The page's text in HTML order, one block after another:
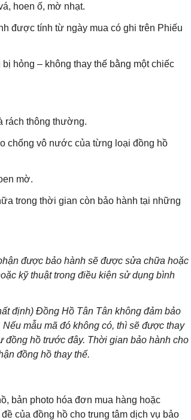
hoen ố, mờ nhạt.
được tính từ ngày mua có ghi trên Phiếu
hỏng – không thay thế bằng một chiếc
rách thông thường.
chống vô nước của từng loại đồng hồ
mờ.
trong thời gian còn bảo hành tại những
được bảo hành sẽ được sửa chữa hoặc
kỹ thuật trong điều kiện sử dụng bình
định) Đồng Hồ Tân Tân không đảm bảo
mẫu mã đó không có, thì sẽ được thay
hồ trước đây. Thời gian bảo hành cho
đồng hồ thay thế.
bản photo hóa đơn mua hàng hoặc
của đồng hồ cho trung tâm dịch vụ bảo